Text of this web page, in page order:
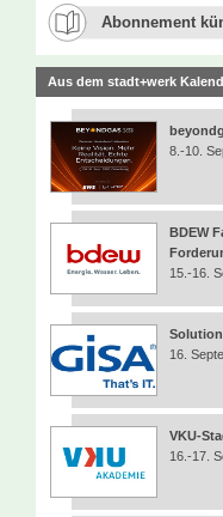
Abonnement
Aus dem stadt+werk
8.-10.
BDEW
15.-16.
Solution
16.
VKU-
16.-17.